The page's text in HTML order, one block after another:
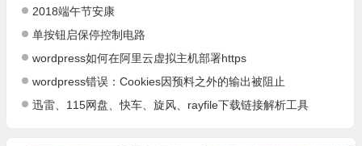
2018端午节安康
单按钮启保停控制电路
wordpress如何在阿里云虚拟主机部署https
wordpress错误：Cookies因预料之外的输出被阻止
迅雷、115网盘、快车、旋风、rayfile下载链接解析工具